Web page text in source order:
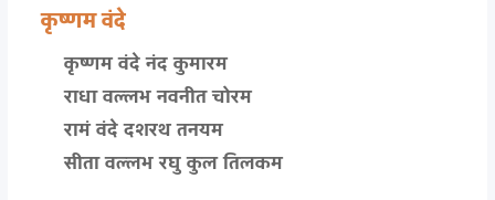
कृष्णम वंदे
कृष्णम वंदे नंद कुमारम
राधा वल्लभ नवनीत चोरम
रामं वंदे दशरथ तनयम
सीता वल्लभ रघु कुल तिलकम